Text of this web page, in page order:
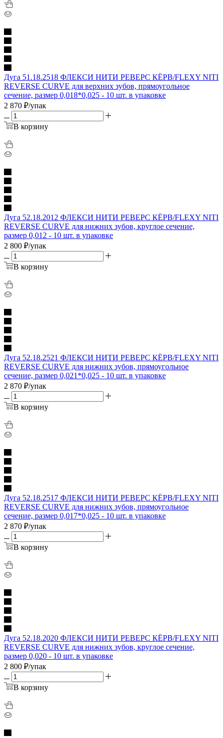
Дуга 51.18.2518 ФЛЕКСИ НИТИ РЕВЕРС КЁРВ/FLEXY NITI
REVERSE CURVE для верхних зубов, прямоугольное
сечение, размер 0,018*0,025 - 10 шт. в упаковке
2 870 ₽/упак
В корзину
Дуга 52.18.2012 ФЛЕКСИ НИТИ РЕВЕРС КЁРВ/FLEXY NITI
REVERSE CURVE для нижних зубов, круглое сечение,
размер 0,012 - 10 шт. в упаковке
2 800 ₽/упак
В корзину
Дуга 52.18.2521 ФЛЕКСИ НИТИ РЕВЕРС КЁРВ/FLEXY NITI
REVERSE CURVE для нижних зубов, прямоугольное
сечение, размер 0,021*0,025 - 10 шт. в упаковке
2 870 ₽/упак
В корзину
Дуга 52.18.2517 ФЛЕКСИ НИТИ РЕВЕРС КЁРВ/FLEXY NITI
REVERSE CURVE для нижних зубов, прямоугольное
сечение, размер 0,017*0,025 - 10 шт. в упаковке
2 870 ₽/упак
В корзину
Дуга 52.18.2020 ФЛЕКСИ НИТИ РЕВЕРС КЁРВ/FLEXY NITI
REVERSE CURVE для нижних зубов, круглое сечение,
размер 0,020 - 10 шт. в упаковке
2 800 ₽/упак
В корзину